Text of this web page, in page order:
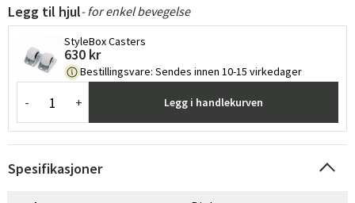
Legg til hjul- for enkel bevegelse
StyleBox Casters
630 kr
Bestillingsvare: Sendes innen 10-15 virkedager
- + Legg i handlekurven
Spesifikasjoner